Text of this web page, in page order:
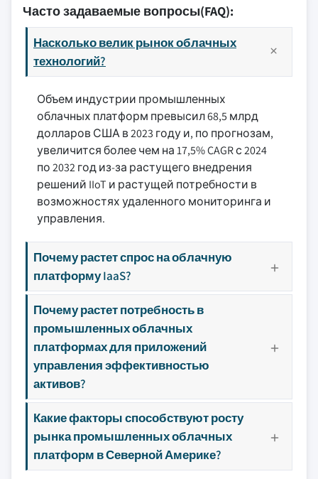
Часто задаваемые вопросы(FAQ):
Насколько велик рынок облачных
технологий?
Объем индустрии промышленных
облачных платформ превысил 68,5 млрд
долларов США в 2023 году и, по прогнозам,
увеличится более чем на 17,5% CAGR с 2024
по 2032 год из-за растущего внедрения
решений IIoT и растущей потребности в
возможностях удаленного мониторинга и
управления.
Почему растет спрос на облачную
платформу IaaS?
Почему растет потребность в
промышленных облачных
платформах для приложений
управления эффективностью
активов?
Какие факторы способствуют росту
рынка промышленных облачных
платформ в Северной Америке?